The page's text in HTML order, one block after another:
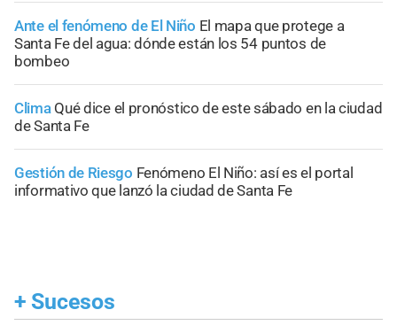
Ante el fenómeno de El Niño El mapa que protege a
Santa Fe del agua: dónde están los 54 puntos de
bombeo
Clima Qué dice el pronóstico de este sábado en la ciudad
de Santa Fe
Gestión de Riesgo Fenómeno El Niño: así es el portal
informativo que lanzó la ciudad de Santa Fe
+ Sucesos